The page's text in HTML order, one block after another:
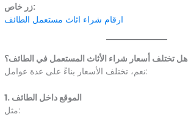
زر خاص:
ارقام شراء اثاث مستعمل الطائف
هل تختلف أسعار شراء الأثاث المستعمل في الطائف؟
نعم، تختلف الأسعار بناءً على عدة عوامل:
1. الموقع داخل الطائف
مثل: